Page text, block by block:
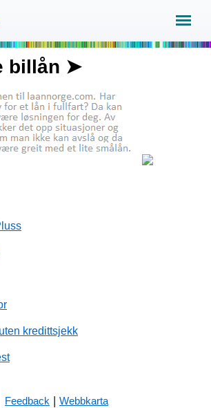
billån ➤
kredittsjekk
Feedback | Webbkarta